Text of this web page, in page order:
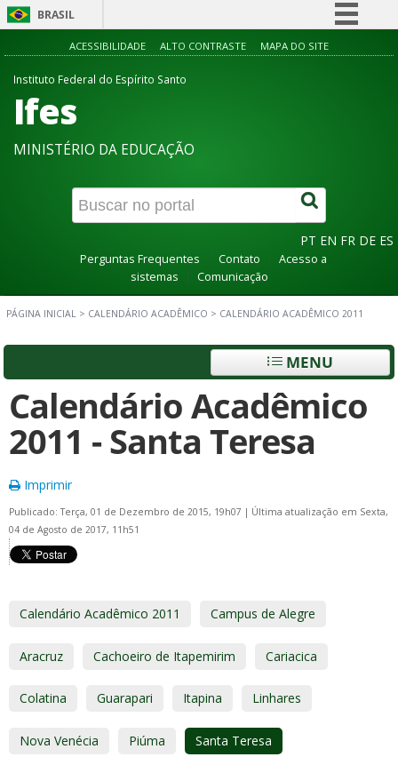
BRASIL
Simplifique!
Canais
ACESSIBILIDADE ALTO CONTRASTE MAPA DO SITE
Instituto Federal do Espírito Santo
Ifes
MINISTÉRIO DA EDUCAÇÃO
PT EN FR DE ES
Perguntas Frequentes Contato
Acesso a
sistemas
Comunicação
PÁGINA INICIAL > CALENDÁRIO ACADÊMICO > CALENDÁRIO ACADÊMICO 2011
MENU
Calendário Acadêmico
2011 - Santa Teresa
Imprimir
Publicado: Terça, 01 de Dezembro de 2015, 19h07 | Última atualização em Sexta,
04 de Agosto de 2017, 11h51
Calendário Acadêmico 2011 Campus de Alegre
Aracruz Cachoeiro de Itapemirim Cariacica
Colatina Guarapari Itapina Linhares
Nova Venécia Piúma Santa Teresa